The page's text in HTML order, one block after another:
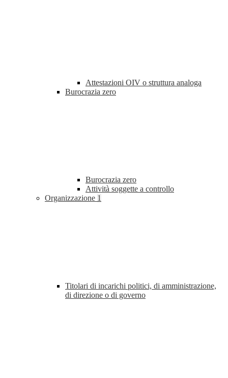
Attestazioni OIV o struttura analoga
Burocrazia zero
Burocrazia zero
Attività soggette a controllo
Organizzazione 1
Titolari di incarichi politici, di amministrazione,
di direzione o di governo